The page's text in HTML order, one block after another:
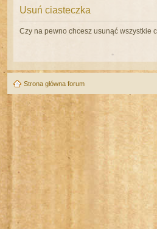
Usuń ciasteczka
Czy na pewno chcesz usunąć wszystkie
Strona główna forum